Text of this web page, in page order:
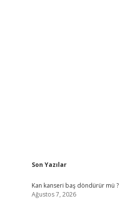
Sidebar
Son Yazılar
Kan kanseri baş döndürür mü ?
Ağustos 7, 2026